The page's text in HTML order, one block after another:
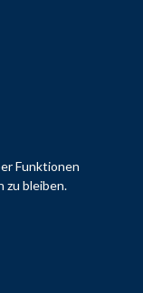
Funktionen
zu bleiben.